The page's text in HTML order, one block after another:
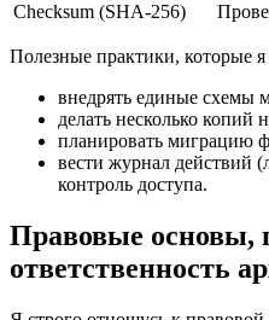
Checksum (SHA‑256)
Полезные практики, которые
внедрять единые схемы
делать несколько копий
планировать миграцию
вести журнал действий
контроль доступа.
Правовые основы,
ответственность